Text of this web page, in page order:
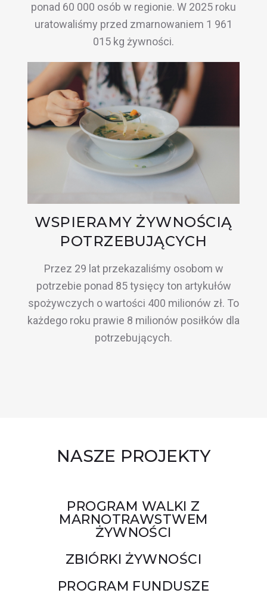
ponad 60 000 osób w regionie. W 2025 roku
uratowaliśmy przed zmarnowaniem 1 961
015 kg żywności.
WSPIERAMY ŻYWNOŚCIĄ
POTRZEBUJĄCYCH
Przez 29 lat przekazaliśmy osobom w
potrzebie ponad 85 tysięcy ton artykułów
spożywczych o wartości 400 milionów zł. To
każdego roku prawie 8 milionów posiłków dla
potrzebujących.
NASZE PROJEKTY
PROGRAM WALKI Z
MARNOTRAWSTWEM
ŻYWNOŚCI
ZBIÓRKI ŻYWNOŚCI
PROGRAM FUNDUSZE